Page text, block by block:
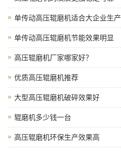
单传动高压辊磨机适合大企业生产
单传动高压辊磨机节能效果明显
高压辊磨机厂家哪家好？
优质高压辊磨机推荐
大型高压辊磨机破碎效果好
辊磨机多少钱一台
高压辊磨机环保生产效果高